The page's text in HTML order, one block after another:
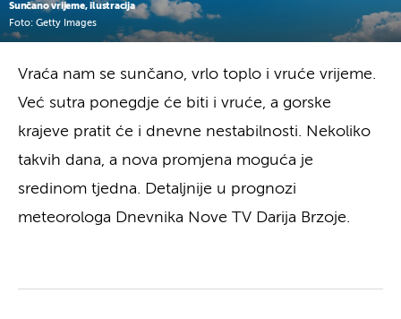
Sunčano vrijeme, ilustracija
Foto: Getty Images
Vraća nam se sunčano, vrlo toplo i vruće vrijeme.
Već sutra ponegdje će biti i vruće, a gorske
krajeve pratit će i dnevne nestabilnosti. Nekoliko
takvih dana, a nova promjena moguća je
sredinom tjedna. Detaljnije u prognozi
meteorologa Dnevnika Nove TV Darija Brzoje.